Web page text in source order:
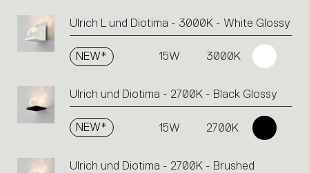
Ulrich L und Diotima - 3000K - White Glossy
NEW* 15W 3000K
Ulrich und Diotima - 2700K - Black Glossy
NEW* 15W 2700K
Ulrich und Diotima - 2700K - Brushed